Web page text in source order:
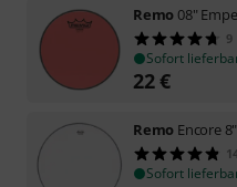
Remo 08"
9
Sofort
22€
Remo Encore
Sofort